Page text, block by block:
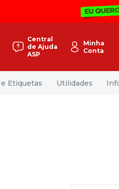
Central
de Ajuda
ASP
Minha
Conta
Etiquetas Utilidades